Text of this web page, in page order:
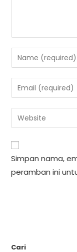
Enter
your
name
or
to
comment
Enter
your
email
address
comment
Enter
your
website
URL
(optional)
Simpan nama,
peramban ini
Cari